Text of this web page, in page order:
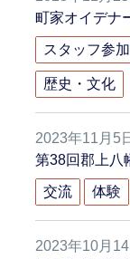
町家オイデナ
スタッフ参加
歴史・文化
2023年11月5
第38回郡上八
交流 体験
2023年10月